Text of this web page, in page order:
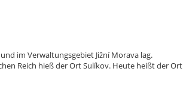
im Verwaltungsgebiet Jižní Morava lag.
Reich hieß der Ort Sulíkov. Heute heißt der Ort